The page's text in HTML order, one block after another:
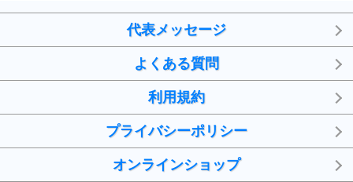
代表メッセージ
よくある質問
利用規約
プライバシーポリシー
オンラインショップ